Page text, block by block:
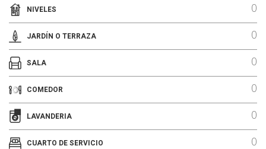
NIVELES 0
JARDÍN O TERRAZA 0
SALA 0
COMEDOR 0
LAVANDERIA 0
CUARTO DE SERVICIO 0